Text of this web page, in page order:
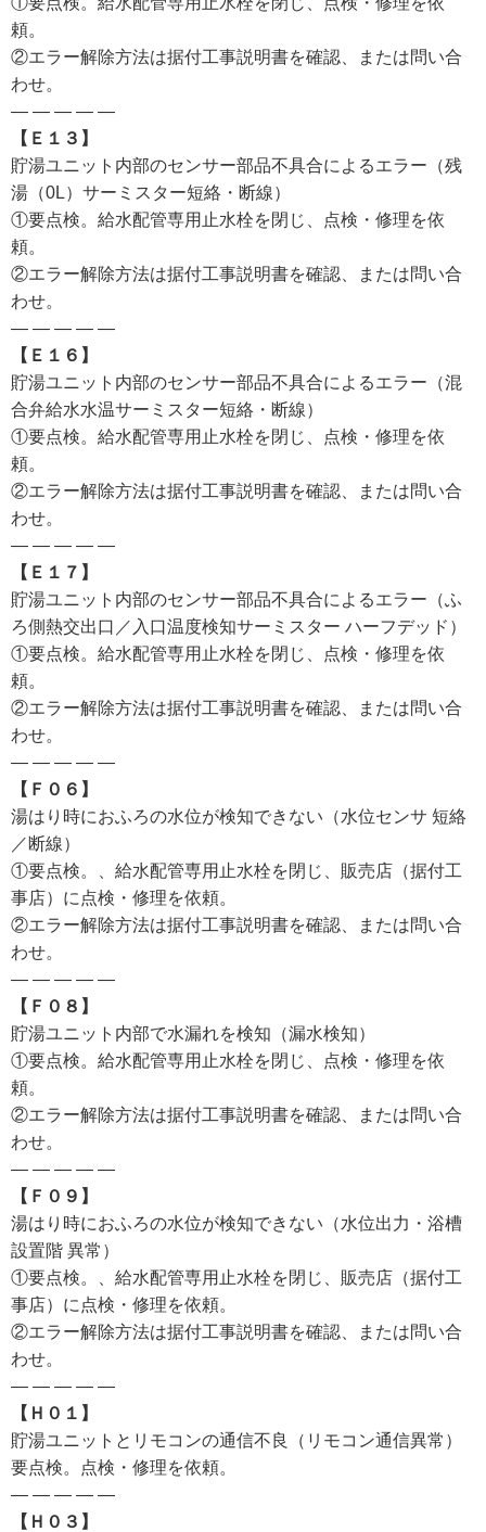
頼。
②エラー解除方法は据付工事説明書を確認、または問い合
わせ。
— — — — —
【Ｅ１３】
貯湯ユニット内部のセンサー部品不具合によるエラー（残
湯（0L）サーミスター短絡・断線）
①要点検。給水配管専用止水栓を閉じ、点検・修理を依
頼。
②エラー解除方法は据付工事説明書を確認、または問い合
わせ。
— — — — —
【Ｅ１６】
貯湯ユニット内部のセンサー部品不具合によるエラー（混
合弁給水水温サーミスター短絡・断線）
①要点検。給水配管専用止水栓を閉じ、点検・修理を依
頼。
②エラー解除方法は据付工事説明書を確認、または問い合
わせ。
— — — — —
【Ｅ１７】
貯湯ユニット内部のセンサー部品不具合によるエラー（ふ
ろ側熱交出口／入口温度検知サーミスター ハーフデッド）
①要点検。給水配管専用止水栓を閉じ、点検・修理を依
頼。
②エラー解除方法は据付工事説明書を確認、または問い合
わせ。
— — — — —
【Ｆ０６】
湯はり時におふろの水位が検知できない（水位センサ 短絡
／断線）
①要点検。、給水配管専用止水栓を閉じ、販売店（据付工
事店）に点検・修理を依頼。
②エラー解除方法は据付工事説明書を確認、または問い合
わせ。
— — — — —
【Ｆ０８】
貯湯ユニット内部で水漏れを検知（漏水検知）
①要点検。給水配管専用止水栓を閉じ、点検・修理を依
頼。
②エラー解除方法は据付工事説明書を確認、または問い合
わせ。
— — — — —
【Ｆ０９】
湯はり時におふろの水位が検知できない（水位出力・浴槽
設置階 異常）
①要点検。、給水配管専用止水栓を閉じ、販売店（据付工
事店）に点検・修理を依頼。
②エラー解除方法は据付工事説明書を確認、または問い合
わせ。
— — — — —
【Ｈ０１】
貯湯ユニットとリモコンの通信不良（リモコン通信異常）
要点検。点検・修理を依頼。
— — — — —
【Ｈ０３】